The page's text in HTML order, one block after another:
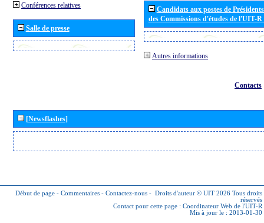
Conférences relatives
Salle de presse
Candidats aux postes de
des Commissions d'études de l'UIT-
Autres informations
Contacts
[Newsflashes]
Début de page - Commentaires - Contactez-nous - Droits d'auteur © UIT 2026 Tous droits
réservés
Contact pour cette page : Coordinateur Web de l'UIT-R
Mis à jour le : 2013-01-30